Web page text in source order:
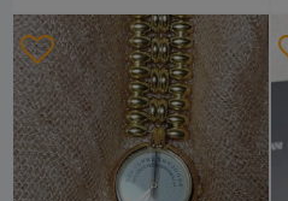
καινούριο, εγγύηση,
απόδειξη